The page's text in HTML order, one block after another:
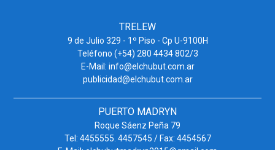
TRELEW
9 de Julio 329 - 1º Piso - Cp U-9100H
Teléfono (+54) 280 4434 802/3
E-Mail: info@elchubut.com.ar
publicidad@elchubut.com.ar
PUERTO MADRYN
Roque Sáenz Peña 79
Tel: 4455555. 4457545 / Fax: 4454567